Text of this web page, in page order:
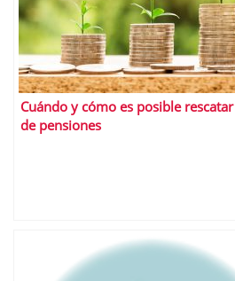
Cuándo y cómo es posible
de pensiones